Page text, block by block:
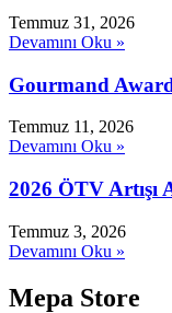
Temmuz 31, 2026
Devamını Oku »
Gourmand
Temmuz 11, 2026
Devamını Oku »
2026 ÖTV Artışı
Temmuz 3, 2026
Devamını Oku »
Mepa Store